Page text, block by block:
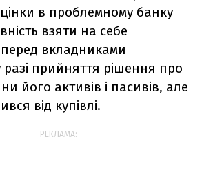
в проблемному банку
взяти на себе
вкладниками
разі прийняття рішення про
його активів і пасивів, але
від купівлі.
РЕКЛАМА: